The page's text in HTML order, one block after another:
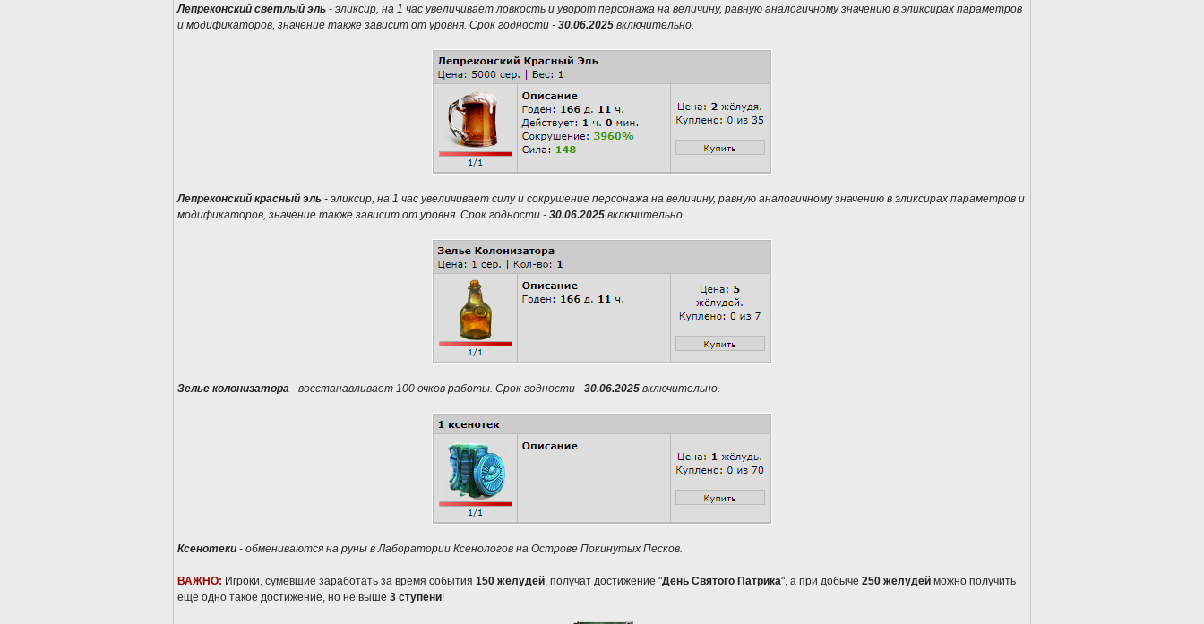
Лепреконский светлый эль - эликсир, на 1 час увеличивает ловкость и уворот персонажа на величину, равную аналогичному значению в эликсирах параметров
и модификаторов, значение также зависит от уровня. Срок годности - 30.06.2025 включительно.
Лепреконский красный эль - эликсир, на 1 час увеличивает силу и сокрушение персонажа на величину, равную аналогичному значению в эликсирах параметров и
модификаторов, значение также зависит от уровня. Срок годности - 30.06.2025 включительно.
Зелье колонизатора - восстанавливает 100 очков работы. Срок годности - 30.06.2025 включительно.
Ксенотеки - обмениваются на руны в Лаборатории Ксенологов на Острове Покинутых Песков.
ВАЖНО: Игроки, сумевшие заработать за время события 150 желудей, получат достижение "День Святого Патрика", а при добыче 250 желудей можно получить
еще одно такое достижение, но не выше 3 ступени!